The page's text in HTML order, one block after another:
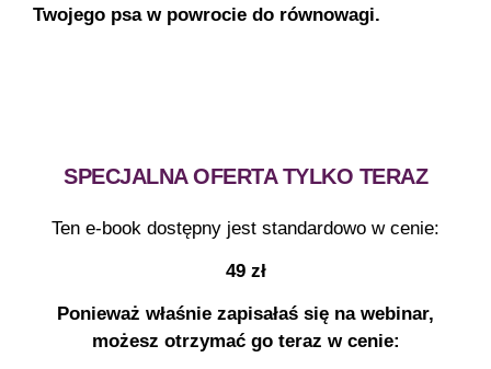
Twojego psa w powrocie do równowagi.
SPECJALNA OFERTA TYLKO TERAZ
Ten e-book dostępny jest standardowo w cenie:
49 zł
Ponieważ właśnie zapisałaś się na webinar,
możesz otrzymać go teraz w cenie: